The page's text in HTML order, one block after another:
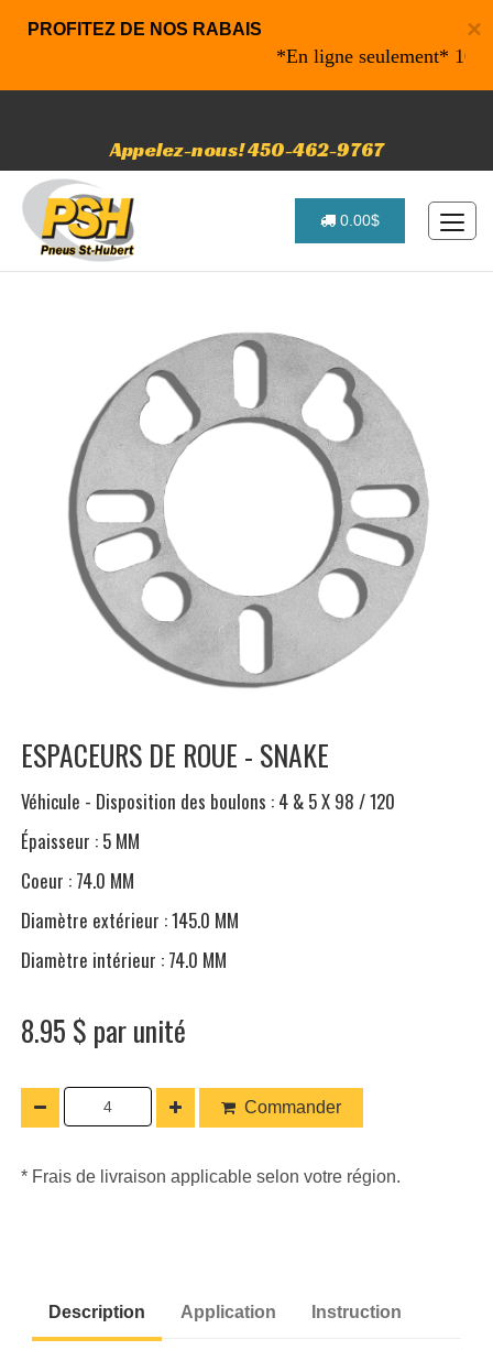
×
PROFITEZ DE NOS RABAIS
*En ligne seulement* 10%
Appelez-nous! 450-462-9767
0.00$
ESPACEURS DE ROUE - SNAKE
Véhicule - Disposition des boulons : 4 & 5 X 98 / 120
Épaisseur : 5 MM
Coeur : 74.0 MM
Diamètre extérieur : 145.0 MM
Diamètre intérieur : 74.0 MM
8.95 $ par unité
Commander
* Frais de livraison applicable selon votre région.
Description Application Instruction